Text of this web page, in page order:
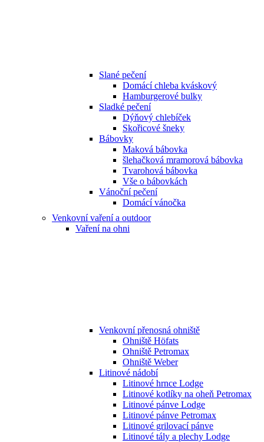
Slané pečení
Domácí chleba kváskový
Hamburgerové bulky
Sladké pečení
Dýňový chlebíček
Skořicové šneky
Bábovky
Maková bábovka
šlehačková mramorová bábovka
Tvarohová bábovka
Vše o bábovkách
Vánoční pečení
Domácí vánočka
Venkovní vaření a outdoor
Vaření na ohni
Venkovní přenosná ohniště
Ohniště Höfats
Ohniště Petromax
Ohniště Weber
Litinové nádobí
Litinové hrnce Lodge
Litinové kotlíky na oheň Petromax
Litinové pánve Lodge
Litinové pánve Petromax
Litinové grilovací pánve
Litinové tály a plechy Lodge